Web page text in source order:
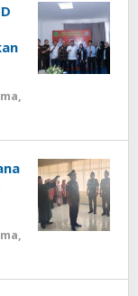
,
,